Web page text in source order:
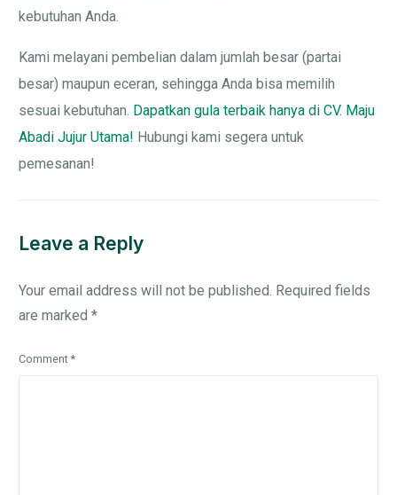
kebutuhan Anda.
Kami melayani pembelian dalam jumlah besar (partai
besar) maupun eceran, sehingga Anda bisa memilih
sesuai kebutuhan. Dapatkan gula terbaik hanya di CV. Maju
Abadi Jujur Utama! Hubungi kami segera untuk
pemesanan!
Leave a Reply
Your email address will not be published. Required fields
are marked*
Comment*